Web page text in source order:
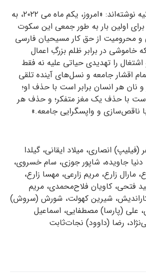
آن‌ها در پایان این بیانیه نوشته‌اند: «امروز، یکم ماه می ۲۰۲۲، به
برای اولین بار به طور جمعی این سکوت
و محرومیت از حق کار مسیحیان فارسی
خاموشی در برابر ظلم بزرگِ اعمال
را تهدیدی حیاتی علیه نه فقط
اقشار جامعه و نسل‌های آینده تلقی
هر انسان برابر است با حذف او؛
با حذف یک مغز متفکر؛ و حذف هر
ناقص‌سازی و واپسگرایی جامعه.»
(فیلیپ) انصاری، میلاد ایقانی، گیلدا
دنیا جاویده، شاپور جوزی، سام خسروی،
مارال زارع، مریم زارعی، مهسا زارع،
فتحی، کاویان فلاح‌محمدی، مریم
شیرین کهولت، شورش (سروش)
(پارسا) مصطفایی، اسماعیل
رضا (داوود) نجات‌ثابت